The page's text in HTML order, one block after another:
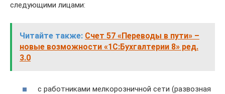
следующими лицами:
Читайте также: Счет 57 «Переводы в пути» –
новые возможности «1С:Бухгалтерии 8» ред.
3.0
с работниками мелкорозничной сети (развозная